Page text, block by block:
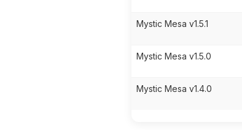
Mystic Mesa v1.5.1
Mystic Mesa v1.5.0
Mystic Mesa v1.4.0